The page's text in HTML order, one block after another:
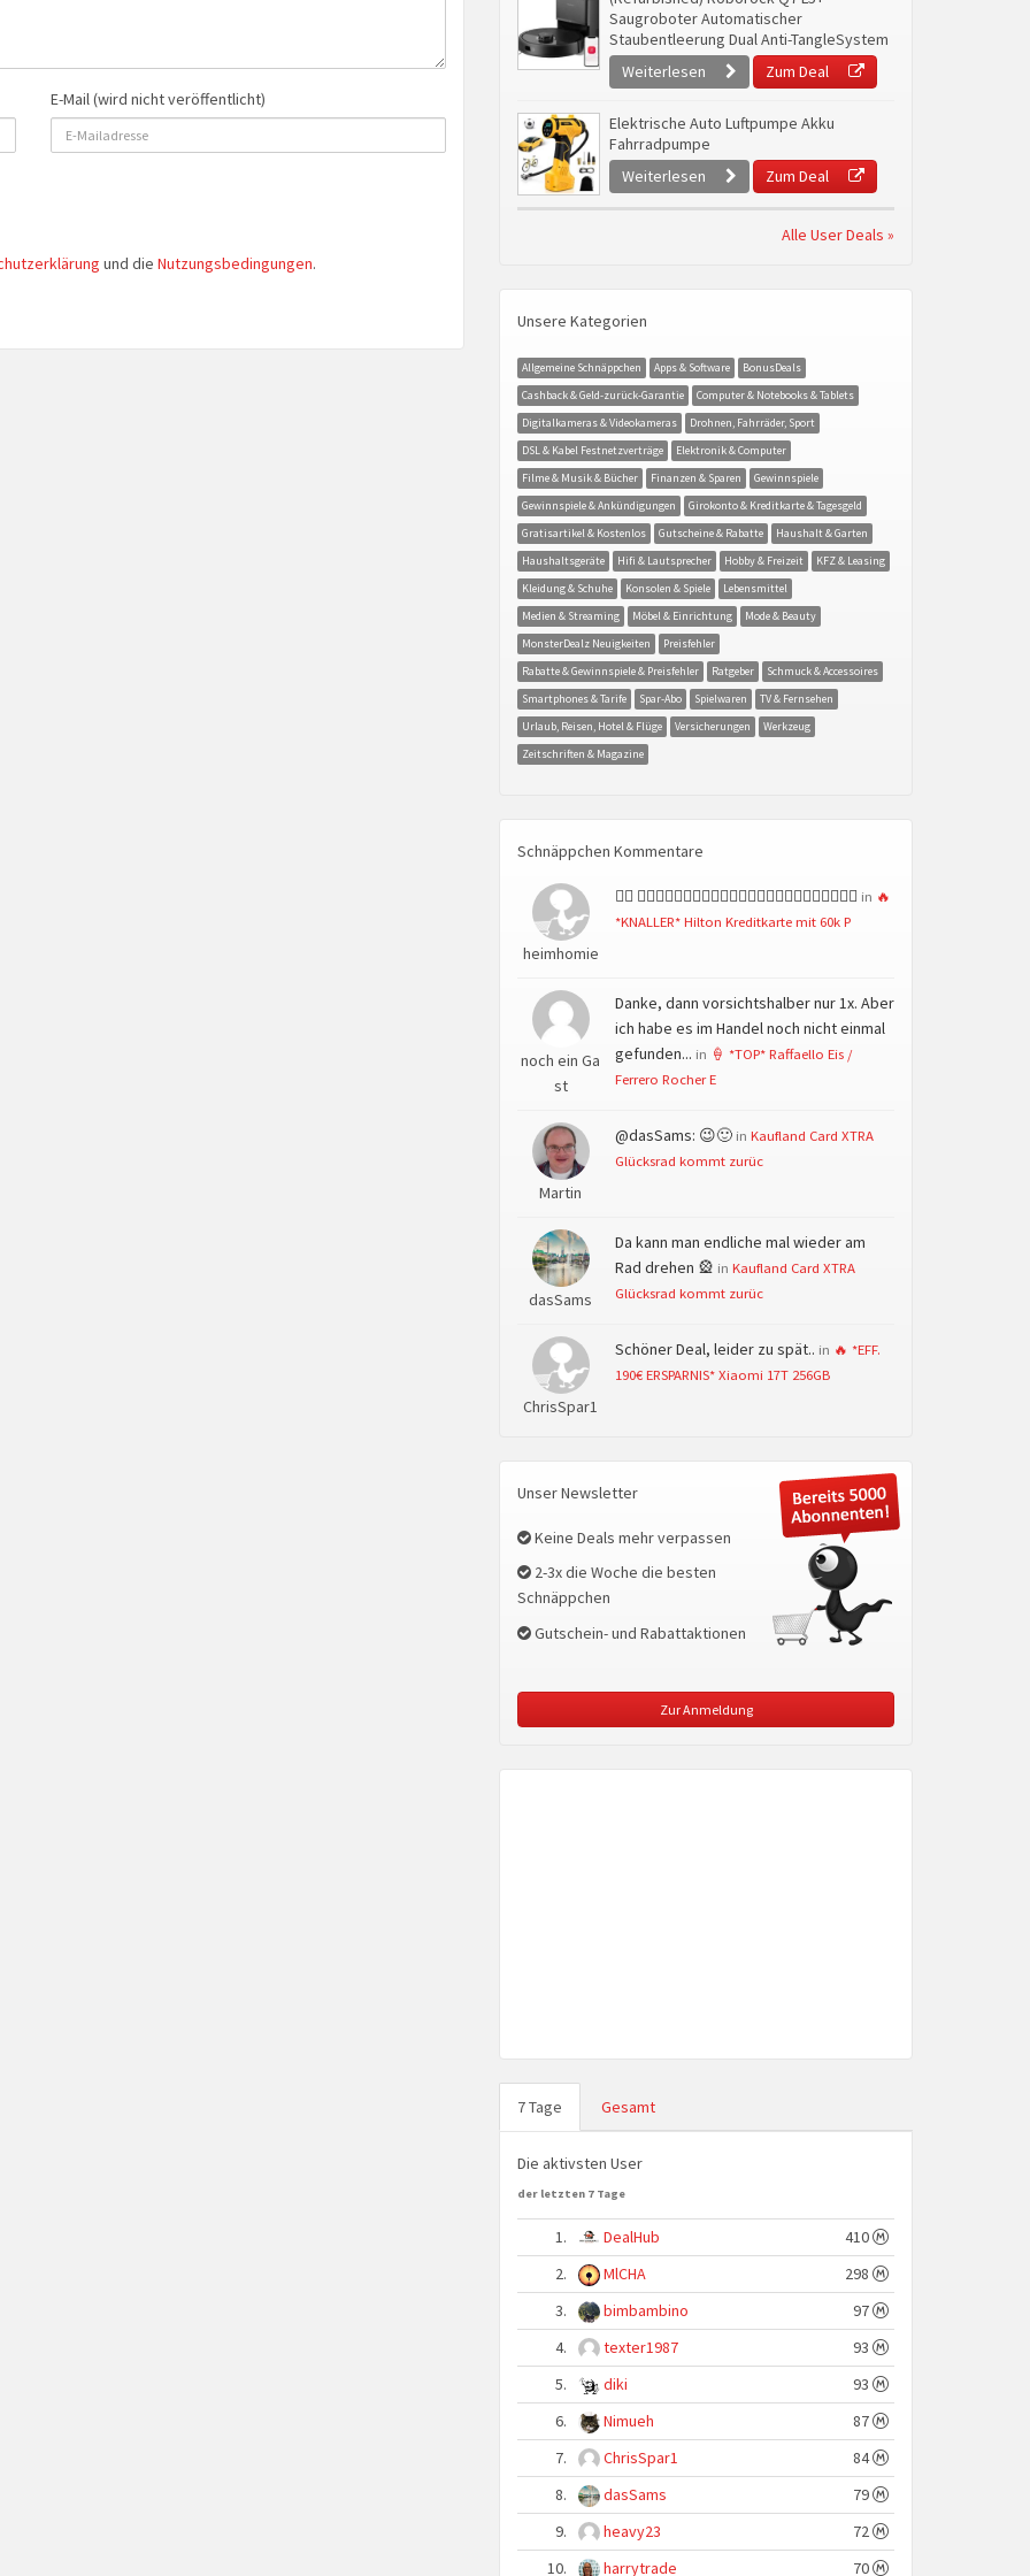
E-Mail (wird nicht veröffentlicht)
und die Nutzungsbedingungen.
Saugroboter Automatischer
Staubentleerung Dual Anti-TangleSystem
Weiterlesen
Zum Deal
Elektrische Auto Luftpumpe Akku
Fahrradpumpe
Weiterlesen
Zum Deal
Alle User Deals »
Unsere Kategorien
Allgemeine Schnäppchen Apps & Software
BonusDeals
Cashback & Geld-zurück-Garantie
Computer & Notebooks & Tablets
Digitalkameras & Videokameras
Drohnen, Fahrräder, Sport
DSL & Kabel Festnetzverträge
Elektronik & Computer
Filme & Musik & Bücher
Finanzen & Sparen
Gewinnspiele
Gewinnspiele & Ankündigungen
Girokonto & Kreditkarte & Tagesgeld
Gratisartikel & Kostenlos
Gutscheine & Rabatte
Haushalt & Garten
Haushaltsgeräte
Hifi & Lautsprecher Hobby & Freizeit
KFZ & Leasing
Kleidung & Schuhe
Konsolen & Spiele
Lebensmittel
Medien & Streaming
Möbel & Einrichtung
Mode & Beauty
MonsterDealz Neuigkeiten
Preisfehler
Rabatte & Gewinnspiele & Preisfehler
Ratgeber
Schmuck & Accessoires
Smartphones & Tarife
Spar-Abo Spielwaren
TV & Fernsehen
Urlaub, Reisen, Hotel & Flüge
Versicherungen
Werkzeug
Zeitschriften & Magazine
Schnäppchen Kommentare
heimhomie
👍🏻 👍🏻👍🏻👍🏻👍🏻👍🏻👍🏻👍🏻👍🏻👍🏻👍🏻👍🏻👍🏻 in 🔥
*KNALLER* Hilton Kreditkarte mit 60k P
noch ein Ga
st
Danke, dann vorsichtshalber nur 1x. Aber
ich habe es im Handel noch nicht einmal
gefunden... in 🍦 *TOP* Raffaello Eis /
Ferrero Rocher E
Martin
@dasSams: 😉🙂 in Kaufland Card XTRA
Glücksrad kommt zurüc
dasSams
Da kann man endliche mal wieder am
Rad drehen 🎡 in Kaufland Card XTRA
Glücksrad kommt zurüc
ChrisSpar1
Schöner Deal, leider zu spät.. in 🔥 *EFF.
190€ ERSPARNIS* Xiaomi 17T 256GB
Unser Newsletter
Keine Deals mehr verpassen
2-3x die Woche die besten
Schnäppchen
Gutschein- und Rabattaktionen
Zur Anmeldung
7 Tage Gesamt
Die aktivsten User
der letzten 7 Tage
1. DealHub
410
2.
MlCHA
298
3.
bimbambino
97
4.
texter1987
93
5.
diki
93
6.
Nimueh
87
7.
ChrisSpar1
84
8.
dasSams
79
9.
heavy23
72
10.
harrytrade 70